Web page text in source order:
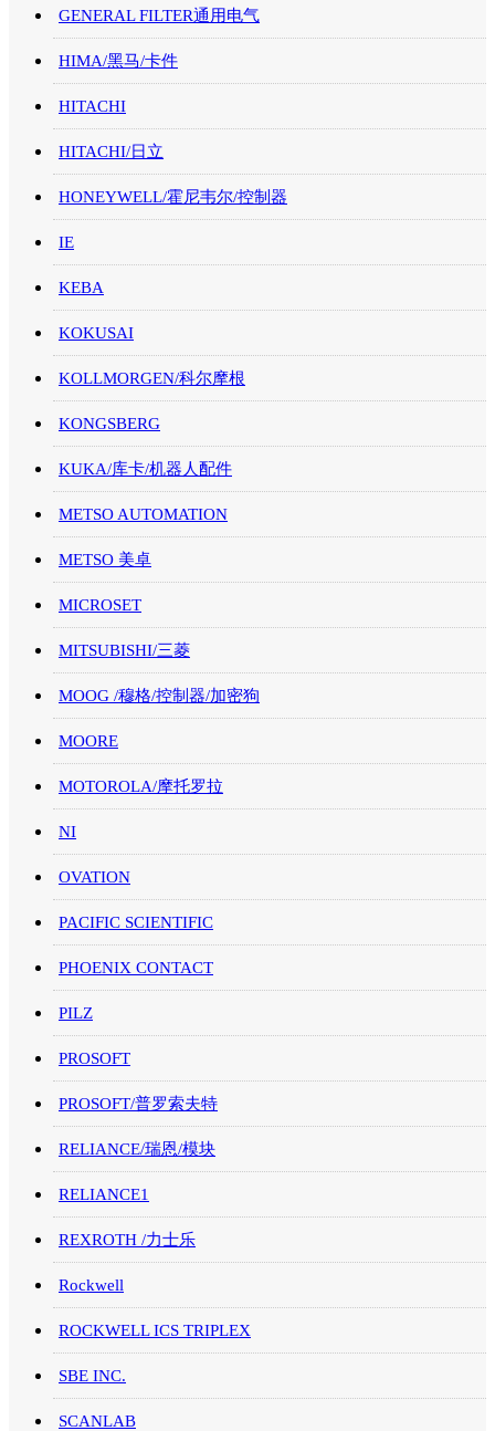
GENERAL FILTER通用电气
HIMA/黑马/卡件
HITACHI
HITACHI/日立
HONEYWELL/霍尼韦尔/控制器
IE
KEBA
KOKUSAI
KOLLMORGEN/科尔摩根
KONGSBERG
KUKA/库卡/机器人配件
METSO AUTOMATION
METSO 美卓
MICROSET
MITSUBISHI/三菱
MOOG /穆格/控制器/加密狗
MOORE
MOTOROLA/摩托罗拉
NI
OVATION
PACIFIC SCIENTIFIC
PHOENIX CONTACT
PILZ
PROSOFT
PROSOFT/普罗索夫特
RELIANCE/瑞恩/模块
RELIANCE1
REXROTH /力士乐
Rockwell
ROCKWELL ICS TRIPLEX
SBE INC.
SCANLAB